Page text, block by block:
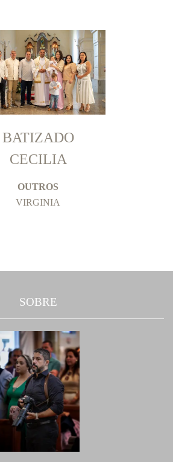
BATIZADO
CECILIA
OUTROS
VIRGINIA
SOBRE